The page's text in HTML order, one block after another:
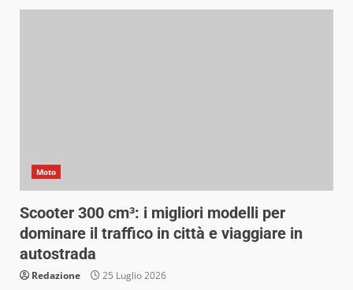
Moto
Scooter 300 cm³: i migliori modelli per
dominare il traffico in città e viaggiare in
autostrada
Redazione 25 Luglio 2026